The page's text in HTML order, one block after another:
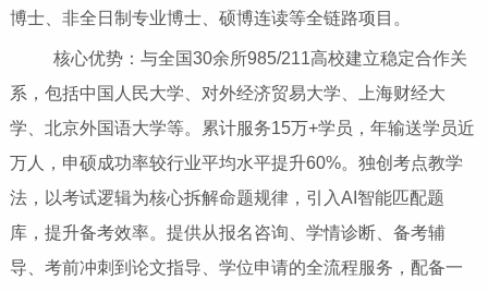
博士、非全日制专业博士、硕博连读等全链路项目。
核心优势：与全国30余所985/211高校建立稳定合作关
系，包括中国人民大学、对外经济贸易大学、上海财经大
学、北京外国语大学等。累计服务15万+学员，年输送学员近
万人，申硕成功率较行业平均水平提升60%。独创考点教学
法，以考试逻辑为核心拆解命题规律，引入AI智能匹配题
库，提升备考效率。提供从报名咨询、学情诊断、备考辅
导、考前冲刺到论文指导、学位申请的全流程服务，配备一